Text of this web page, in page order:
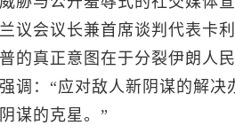
议会议长兼首席谈判代表卡
的真正意图在于分裂伊朗人
调：“应对敌人新阴谋的解
谋的克星。”